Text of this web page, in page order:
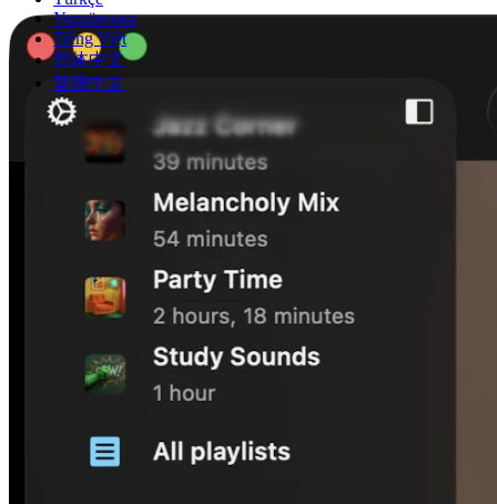
Українська
Tiếng Việt
简体中文
繁體中文